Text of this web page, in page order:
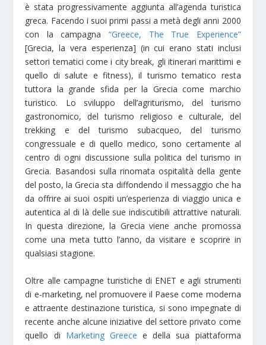
è stata progressivamente aggiunta all’agenda turistica
greca. Facendo i suoi primi passi a metà degli anni 2000
con la campagna “Greece, The True Experience”
[Grecia, la vera esperienza] (in cui erano stati inclusi
settori tematici come i city break, gli itinerari marittimi e
quello di salute e fitness), il turismo tematico resta
tuttora la grande sfida per la Grecia come marchio
turistico. Lo sviluppo dell’agriturismo, del turismo
gastronomico, del turismo religioso e culturale, del
trekking e del turismo subacqueo, del turismo
congressuale e di quello medico, sono certamente al
centro di ogni discussione sulla politica del turismo in
Grecia. Basandosi sulla rinomata ospitalità della gente
del posto, la Grecia sta diffondendo il messaggio che ha
da offrire ai suoi ospiti un’esperienza di viaggio unica e
autentica al di là delle sue indiscutibili attrattive naturali.
In questa direzione, la Grecia viene anche promossa
come una meta tutto l’anno, da visitare e scoprire in
qualsiasi stagione.
Oltre alle campagne turistiche di ENET e agli strumenti
di e-marketing, nel promuovere il Paese come moderna
e attraente destinazione turistica, si sono impegnate di
recente anche alcune iniziative del settore privato come
quello di Marketing Greece e della sua piattaforma